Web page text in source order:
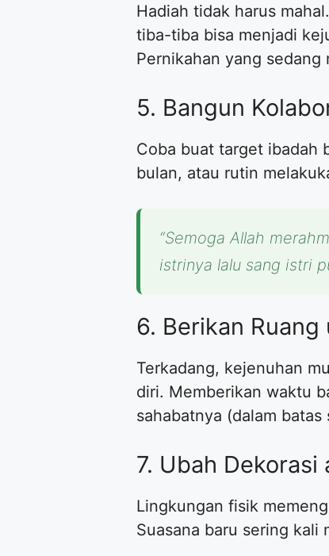
Hadiah tidak harus
tiba-tiba bisa menjadi
Pernikahan yang sedang
5. Bangun
Coba buat target ibadah
bulan, atau rutin
“Semoga Allah
istrinya lalu sang istri
6. Berikan Ruang
Terkadang, kejenuhan
diri. Memberikan waktu
sahabatnya (dalam
7. Ubah Dekorasi
Lingkungan fisik
Suasana baru sering kali